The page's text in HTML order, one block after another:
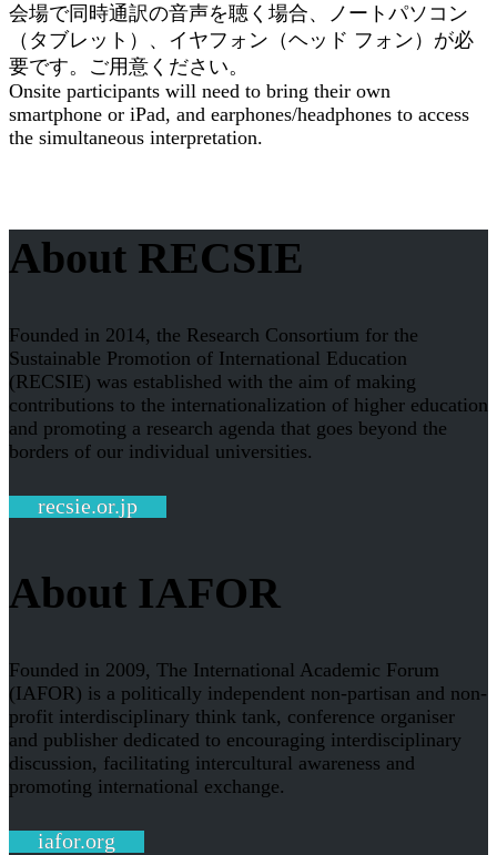
会場で同時通訳の音声を聴く場合、ノートパソコン
（タブレット）、イヤフォン（ヘッド フォン）が必
要です。ご用意ください。
Onsite participants will need to bring their own
smartphone or iPad, and earphones/headphones to access
the simultaneous interpretation.
About RECSIE
Founded in 2014, the Research Consortium for the
Sustainable Promotion of International Education
(RECSIE) was established with the aim of making
contributions to the internationalization of higher education
and promoting a research agenda that goes beyond the
borders of our individual universities.
recsie.or.jp
About IAFOR
Founded in 2009, The International Academic Forum
(IAFOR) is a politically independent non-partisan and non-
profit interdisciplinary think tank, conference organiser
and publisher dedicated to encouraging interdisciplinary
discussion, facilitating intercultural awareness and
promoting international exchange.
iafor.org